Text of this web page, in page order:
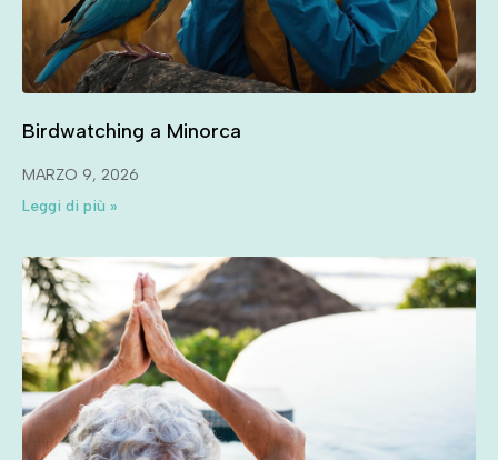
Birdwatching a Minorca
MARZO 9, 2026
Leggi di più »